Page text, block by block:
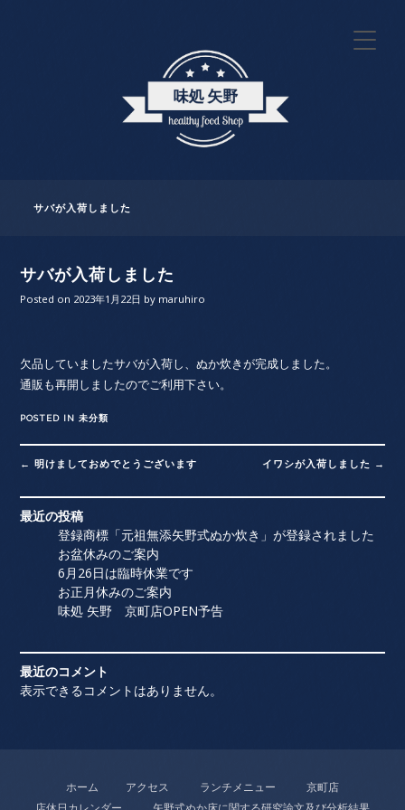
サバが入荷しました
サバが入荷しました
Posted on 2023年1月22日 by maruhiro
欠品していましたサバが入荷し、ぬか炊きが完成しました。
通販も再開しましたのでご利用下さい。
POSTED IN未分類
navigation
← 明けましておめでとうございます イワシが入荷しました →
最近の投稿
登録商標「元祖無添矢野式ぬか炊き」が登録されました
お盆休みのご案内
6月26日は臨時休業です
お正月休みのご案内
味処 矢野 京町店OPEN予告
最近のコメント
表示できるコメントはありません。
ホーム アクセス ランチメニュー
京町店